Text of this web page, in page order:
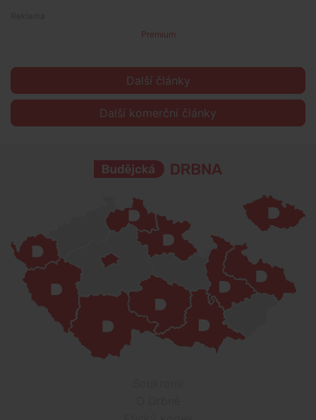
Premium
Další články
Další komerční články